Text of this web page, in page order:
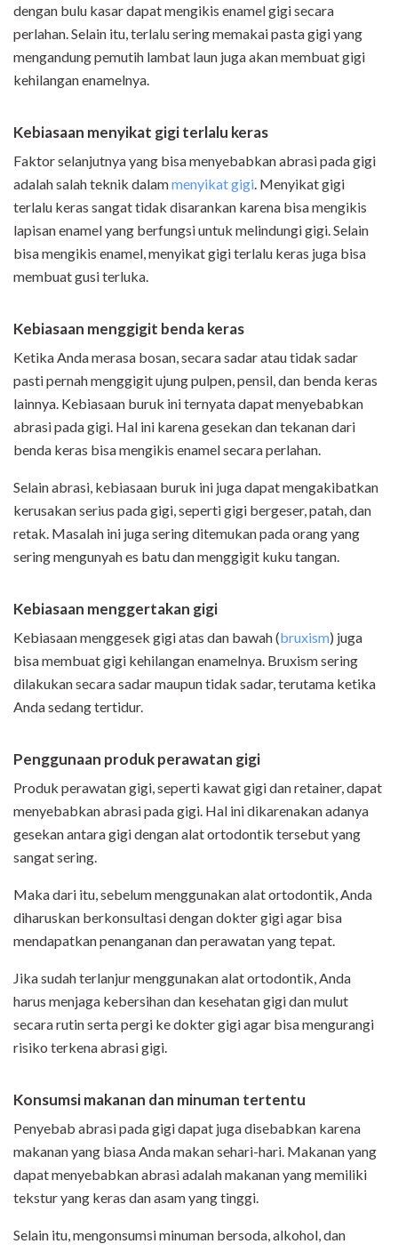
dengan bulu kasar dapat mengikis enamel gigi secara
perlahan. Selain itu, terlalu sering memakai pasta gigi yang
mengandung pemutih lambat laun juga akan membuat gigi
kehilangan enamelnya.
Kebiasaan menyikat gigi terlalu keras
Faktor selanjutnya yang bisa menyebabkan abrasi pada gigi
adalah salah teknik dalammenyikat gigi . Menyikat gigi
terlalu keras sangat tidak disarankan karena bisa mengikis
lapisan enamel yang berfungsi untuk melindungi gigi. Selain
bisa mengikis enamel, menyikat gigi terlalu keras juga bisa
membuat gusi terluka.
Kebiasaan menggigit benda keras
Ketika Anda merasa bosan, secara sadar atau tidak sadar
pasti pernah menggigit ujung pulpen, pensil, dan benda keras
lainnya. Kebiasaan buruk ini ternyata dapat menyebabkan
abrasi pada gigi. Hal ini karena gesekan dan tekanan dari
benda keras bisa mengikis enamel secara perlahan.
Selain abrasi, kebiasaan buruk ini juga dapat mengakibatkan
kerusakan serius pada gigi, seperti gigi bergeser, patah, dan
retak. Masalah ini juga sering ditemukan pada orang yang
sering mengunyah es batu dan menggigit kuku tangan.
Kebiasaan menggertakan gigi
Kebiasaan menggesek gigi atas dan bawah (bruxism) juga
bisa membuat gigi kehilangan enamelnya. Bruxism sering
dilakukan secara sadar maupun tidak sadar, terutama ketika
Anda sedang tertidur.
Penggunaan produk perawatan gigi
Produk perawatan gigi, seperti kawat gigi dan retainer, dapat
menyebabkan abrasi pada gigi. Hal ini dikarenakan adanya
gesekan antara gigi dengan alat ortodontik tersebut yang
sangat sering.
Maka dari itu, sebelum menggunakan alat ortodontik, Anda
diharuskan berkonsultasi dengan dokter gigi agar bisa
mendapatkan penanganan dan perawatan yang tepat.
Jika sudah terlanjur menggunakan alat ortodontik, Anda
harus menjaga kebersihan dan kesehatan gigi dan mulut
secara rutin serta pergi ke dokter gigi agar bisa mengurangi
risiko terkena abrasi gigi.
Konsumsi makanan dan minuman tertentu
Penyebab abrasi pada gigi dapat juga disebabkan karena
makanan yang biasa Anda makan sehari-hari. Makanan yang
dapat menyebabkan abrasi adalah makanan yang memiliki
tekstur yang keras dan asam yang tinggi.
Selain itu, mengonsumsi minuman bersoda, alkohol, dan